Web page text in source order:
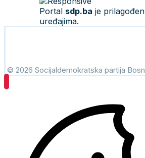
Portal sdp.ba je
uređajima.
© 2026 Socijaldemokratska partija